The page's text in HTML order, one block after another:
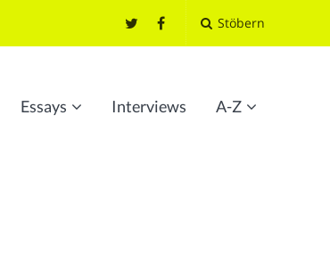
Stöbern
Essays Interviews A-Z